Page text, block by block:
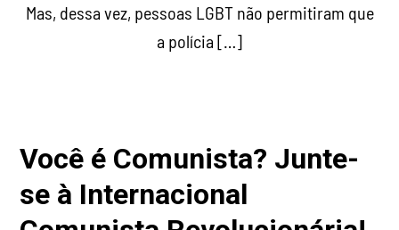
Mas, dessa vez, pessoas LGBT não permitiram que
a polícia […]